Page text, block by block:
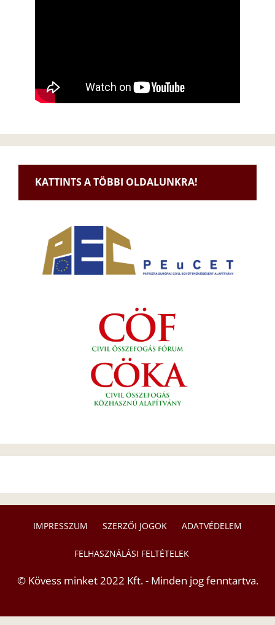
KATTINTS A TÖBBI OLDALUNKRA!
IMPRESSZUM SZERZŐI JOGOK ADATVÉDELEM
FELHASZNÁLÁSI FELTÉTELEK
© Kövess minket 2022 Kft. - Minden jog fenntartva.